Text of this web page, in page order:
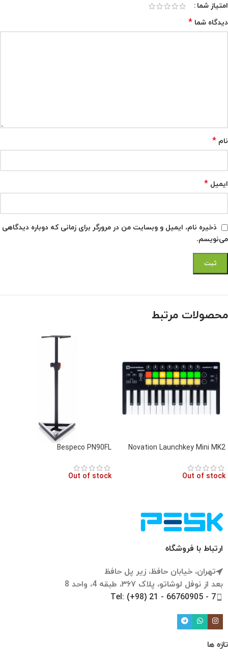
امتیاز شما
دیدگاه شما *
نام *
ایمیل *
ذخیره نام، ایمیل و وبسایت من در مرورگر برای زمانی که دوباره دیدگاهی
می‌نویسم.
محصولات مرتبط
Novation Launchkey Mini MK2
Out of stock
Bespeco PN90FL
Out of stock
ارتباط با فروشگاه
تهران، خیابان حافظ، زیر پل حافظ
بعد از نوفل لوشاتو، پلاک ۳۶۷، طبقه 4، واحد 8
Tel: (+98) 21 - 66760905 - 7
تازه ها